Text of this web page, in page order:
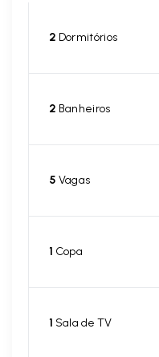
2 Dormitórios
2 Banheiros
5 Vagas
1 Copa
1 Sala de TV